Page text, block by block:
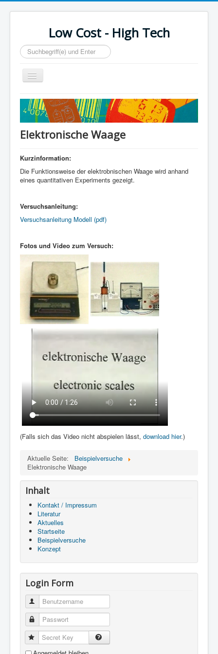
Low Cost - High Tech
Suchen...
Toggle
Navigation
Home
Elektronische Waage
Kurzinformation:
Die Funktionsweise der elektrobnischen Waage wird anhand
eines quantitativen Experiments gezeigt.
Versuchsanleitung:
Versuchsanleitung Modell (pdf)
Fotos und Video zum Versuch:
(Falls sich das Video nicht abspielen lässt, download hier.)
Aktuelle Seite:
Beispielversuche
Elektronische Waage
Inhalt
Kontakt / Impressum
Literatur
Aktuelles
Startseite
Beispielversuche
Konzept
Login Form
Benutzername
Passwort
Secret Key